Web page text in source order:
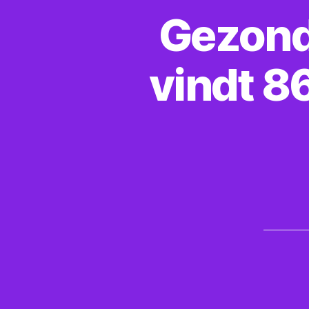
vindt